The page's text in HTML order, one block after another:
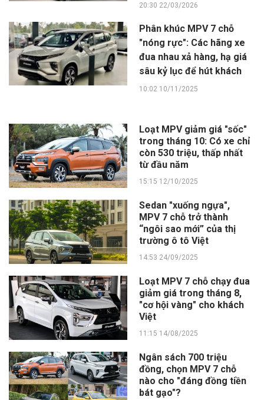
20:30 22/03/2026
Phân khúc MPV 7 chỗ
"nóng rực": Các hãng xe
đua nhau xả hàng, hạ giá
sâu kỷ lục để hút khách
10:02 10/11/2025
Loạt MPV giảm giá "sốc"
trong tháng 10: Có xe chỉ
còn 530 triệu, thấp nhất
từ đầu năm
15:15 12/10/2025
Sedan "xuống ngựa",
MPV 7 chỗ trở thành
“ngôi sao mới” của thị
trường ô tô Việt
14:53 24/09/2025
Loạt MPV 7 chỗ chạy đua
giảm giá trong tháng 8,
"cơ hội vàng" cho khách
Việt
11:15 14/08/2025
Ngân sách 700 triệu
đồng, chọn MPV 7 chỗ
nào cho "đáng đồng tiền
bát gạo"?